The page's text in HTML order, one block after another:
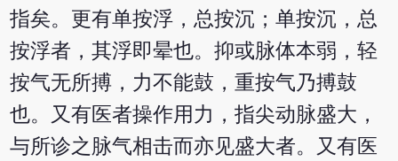
指矣。更有单按浮，总按沉；单按沉，总
按浮者，其浮即晕也。抑或脉体本弱，轻
按气无所搏，力不能鼓，重按气乃搏鼓
也。又有医者操作用力，指尖动脉盛大，
与所诊之脉气相击而亦见盛大者。又有医